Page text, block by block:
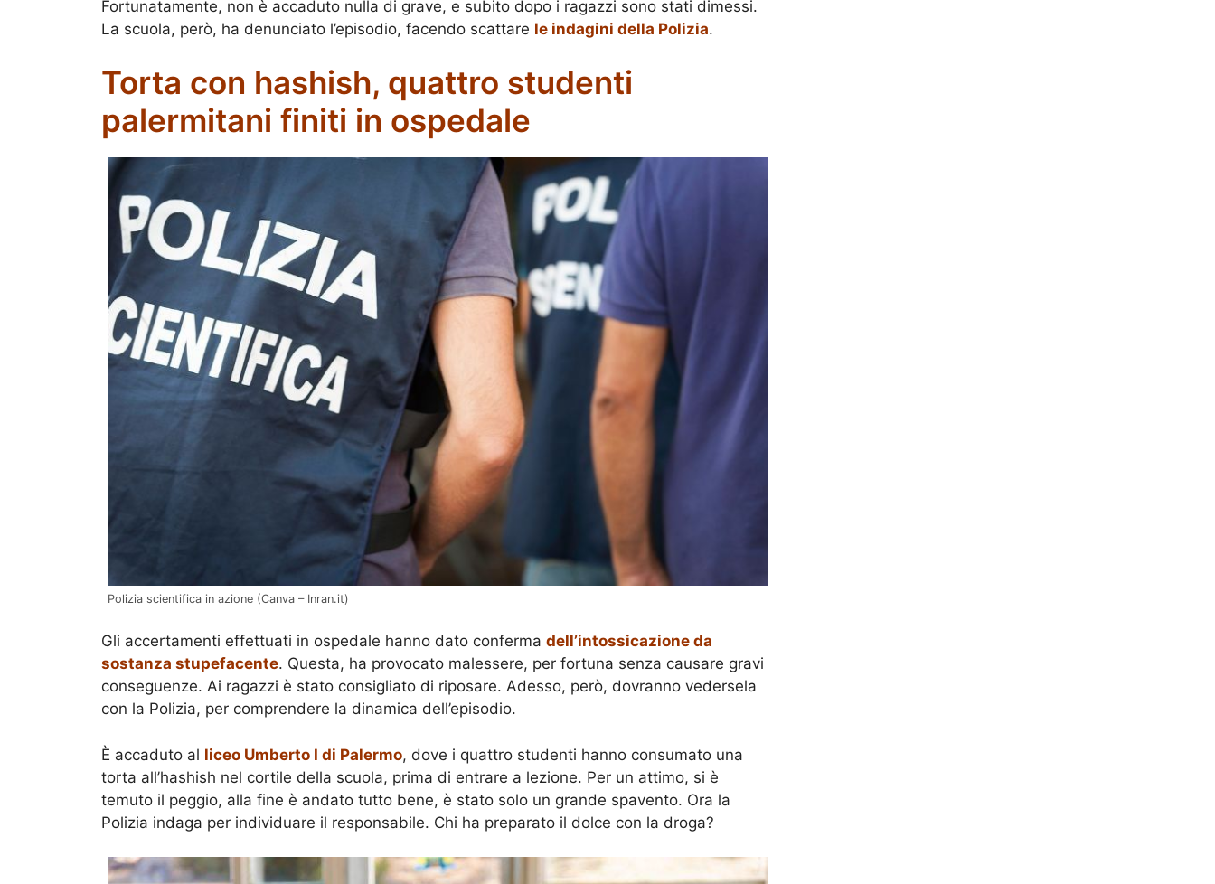
Fortunatamente, non è accaduto nulla di grave, e subito dopo i ragazzi sono stati dimessi.
La scuola, però, ha denunciato l’episodio, facendo scattare le indagini della Polizia.
Torta con hashish, quattro studenti
palermitani finiti in ospedale
Polizia scientifica in azione (Canva – Inran.it)
Gli accertamenti effettuati in ospedale hanno dato conferma dell’intossicazione da
sostanza stupefacente. Questa, ha provocato malessere, per fortuna senza causare gravi
conseguenze. Ai ragazzi è stato consigliato di riposare. Adesso, però, dovranno vedersela
con la Polizia, per comprendere la dinamica dell’episodio.
È accaduto al liceo Umberto I di Palermo, dove i quattro studenti hanno consumato una
torta all’hashish nel cortile della scuola, prima di entrare a lezione. Per un attimo, si è
temuto il peggio, alla fine è andato tutto bene, è stato solo un grande spavento. Ora la
Polizia indaga per individuare il responsabile. Chi ha preparato il dolce con la droga?